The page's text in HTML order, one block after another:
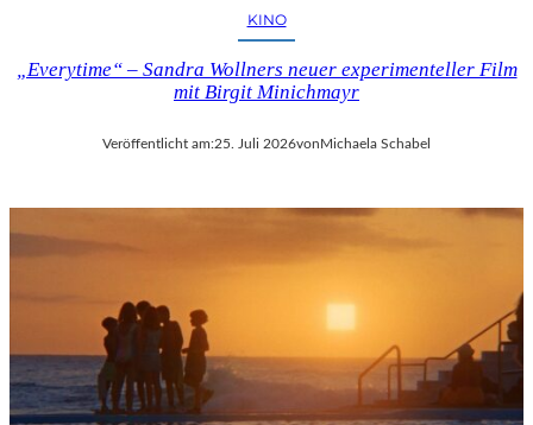
KINO
„Everytime“ – Sandra Wollners neuer experimenteller Film
mit Birgit Minichmayr
Veröffentlicht am:25. Juli 2026vonMichaela Schabel